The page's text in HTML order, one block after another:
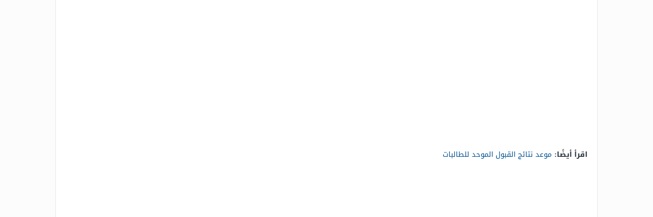
اقرأ أيضًا: موعد نتائج القبول الموحد للطالبات